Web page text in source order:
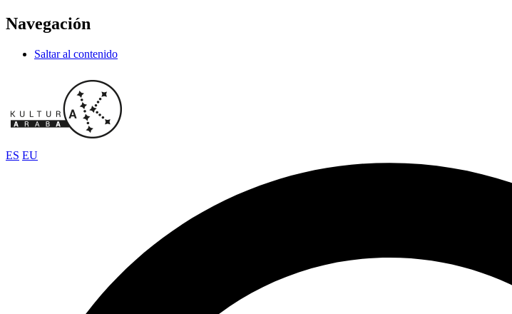
Navegación
Saltar al contenido
ES EU